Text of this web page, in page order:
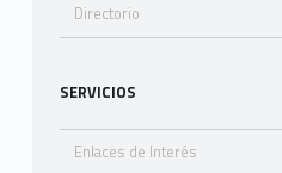
Directorio
SERVICIOS
Enlaces de Interés